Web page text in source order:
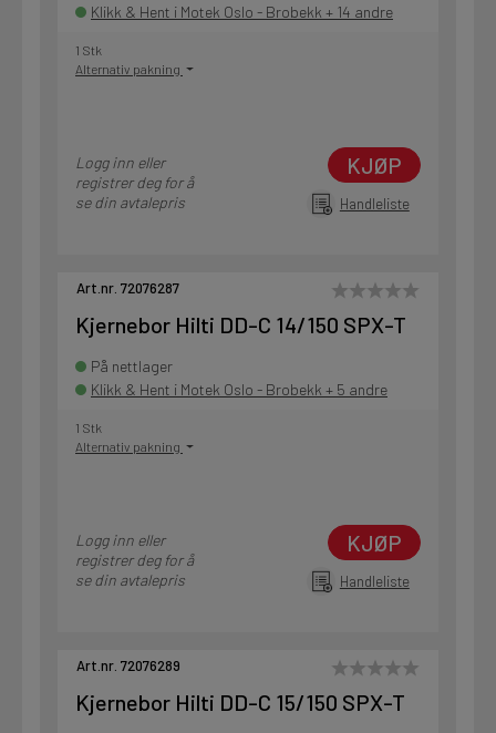
Klikk & Hent i Motek Oslo - Brobekk + 14 andre
1 Stk
Alternativ pakning
Logg inn eller
registrer deg for å
se din avtalepris
KJØP
Handleliste
Art.nr. 72076287
Kjernebor Hilti DD-C 14/150 SPX-T
På nettlager
Klikk & Hent i Motek Oslo - Brobekk + 5 andre
1 Stk
Alternativ pakning
Logg inn eller
registrer deg for å
se din avtalepris
KJØP
Handleliste
Art.nr. 72076289
Kjernebor Hilti DD-C 15/150 SPX-T